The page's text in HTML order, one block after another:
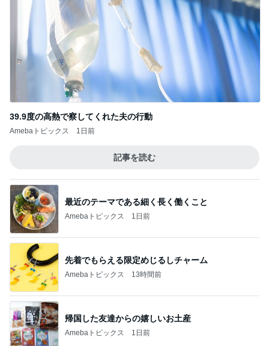
39.9度の高熱で察してくれた夫の行動
Amebaトピックス 1日前
記事を読む
最近のテーマである細く長く働くこと
Amebaトピックス 1日前
先着でもらえる限定めじるしチャーム
Amebaトピックス 13時間前
帰国した友達からの嬉しいお土産
Amebaトピックス 1日前